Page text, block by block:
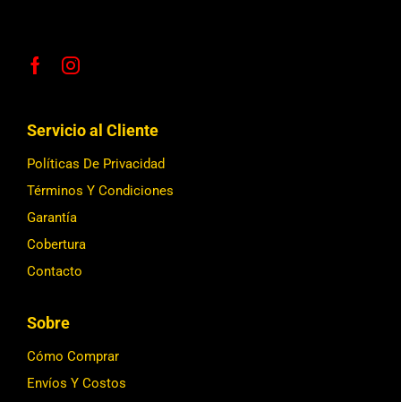
Servicio al Cliente
Políticas De Privacidad
Términos Y Condiciones
Garantía
Cobertura
Contacto
Sobre
Cómo Comprar
Envíos Y Costos